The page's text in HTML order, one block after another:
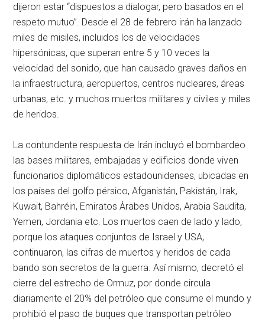
dijeron estar “dispuestos a dialogar, pero basados en el
respeto mutuo”. Desde el 28 de febrero irán ha lanzado
miles de misiles, incluidos los de velocidades
hipersónicas, que superan entre 5 y 10 veces la
velocidad del sonido, que han causado graves daños en
la infraestructura, aeropuertos, centros nucleares, áreas
urbanas, etc. y muchos muertos militares y civiles y miles
de heridos.
La contundente respuesta de Irán incluyó el bombardeo
las bases militares, embajadas y edificios donde viven
funcionarios diplomáticos estadounidenses, ubicadas en
los países del golfo pérsico, Afganistán, Pakistán, Irak,
Kuwait, Bahréin, Emiratos Árabes Unidos, Arabia Saudita,
Yemen, Jordania etc. Los muertos caen de lado y lado,
porque los ataques conjuntos de Israel y USA,
continuaron, las cifras de muertos y heridos de cada
bando son secretos de la guerra. Así mismo, decretó el
cierre del estrecho de Ormuz, por donde circula
diariamente el 20% del petróleo que consume el mundo y
prohibió el paso de buques que transportan petróleo